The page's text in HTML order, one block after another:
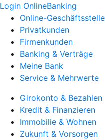
Login OnlineBanking
Online-Geschäftsstelle
Privatkunden
Firmenkunden
Banking & Verträge
Meine Bank
Service & Mehrwerte
Girokonto & Bezahlen
Kredit & Finanzieren
Immobilie & Wohnen
Zukunft & Vorsorgen